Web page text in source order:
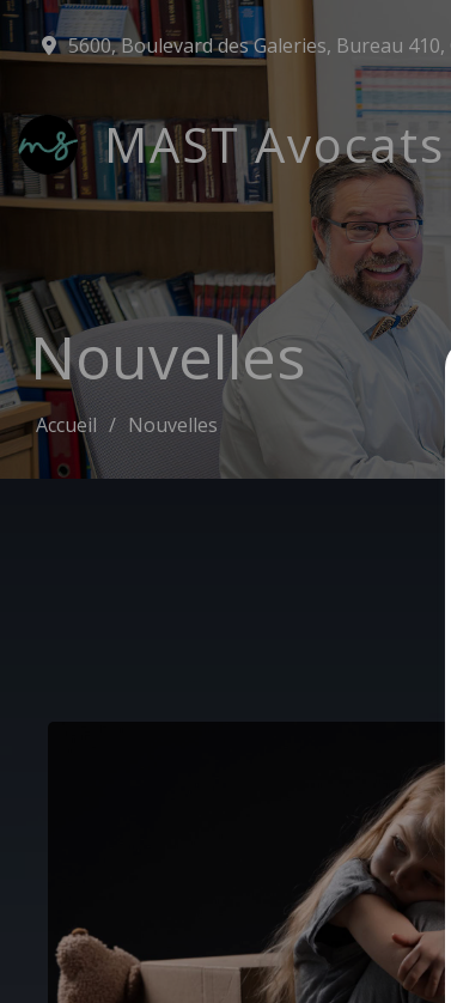
5600, Boulevard des Galeries, Bureau 410,
MAST Avocats
Nouvelles
Accueil Nouvelles